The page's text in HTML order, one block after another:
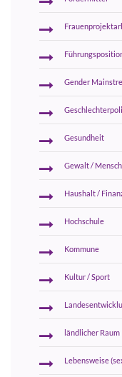
Gender
Gesundheit
Gewalt /
Haushalt /
Hochschule
Kommune
Kultur / Sport
ländlicher Raum
Lebensweise